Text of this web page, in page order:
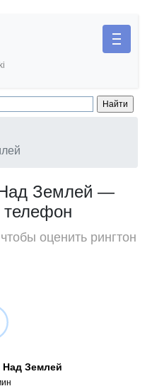
Землей —
телефон
оценить рингтон
Над Землей